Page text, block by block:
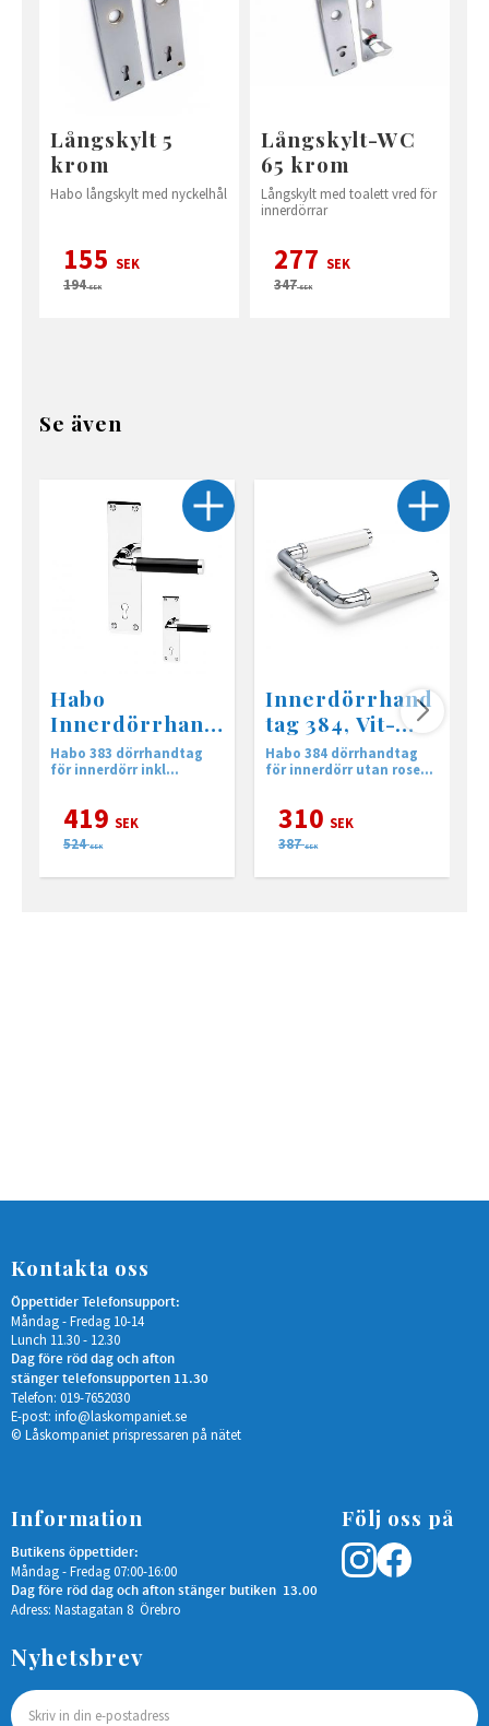
Långskylt 5
krom
Habo långskylt med nyckelhål
155 SEK
194SEK
Långskylt-WC
65 krom
Långskylt med toalett vred för
innerdörrar
277 SEK
347SEK
Se även
Habo
Innerdörrhand
tag 383 med
långskylt
Habo 383 dörrhandtag
för innerdörr inkl
419 SEK
524 SEK
Innerdörrhand
tag 384, Vit-
krom
Habo 384 dörrhandtag
för innerdörr utan rosett,
310 SEK
387 SEK
Kontakta oss
Öppettider Telefonsupport:
Måndag - Fredag 10-14
Lunch 11.30 - 12.30
Dag före röd dag och afton
stänger telefonsupporten 11.30
Telefon: 019-7652030
E-post: info@laskompaniet.se
© Låskompaniet prispressaren på nätet
Information
Butikens öppettider:
Måndag - Fredag 07:00-16:00
Dag före röd dag och afton stänger butiken 13.00
Adress: Nastagatan 8 Örebro
Följ oss på
Nyhetsbrev